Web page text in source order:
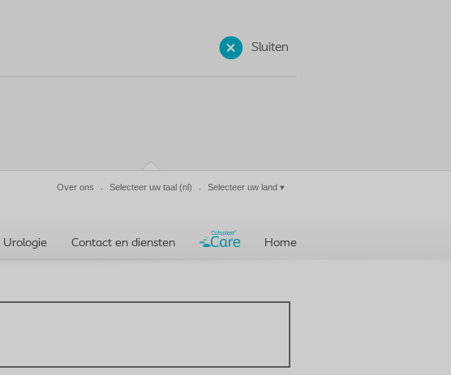
Sluiten
Over ons Selecteer uw taal (nl) Selecteer uw land ▾
Urologie Contact en diensten Home